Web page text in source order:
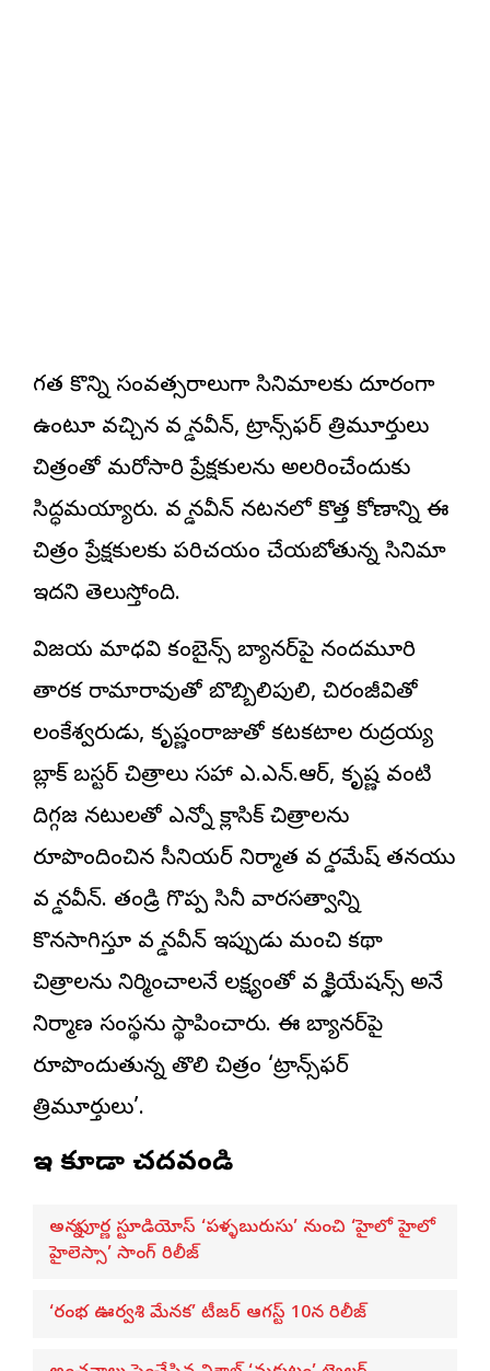
గత కొన్ని సంవత్సరాలుగా సినిమాలకు దూరంగా
ఉంటూ వ‌చ్చిన‌ వడ్డే నవీన్, ట్రాన్స్‌ఫ‌ర్ త్రిమూర్తులు
చిత్రంతో మరోసారి ప్రేక్షకులను అలరించేందుకు
సిద్ధమయ్యారు. వడ్డే నవీన్ నటనలో కొత్త కోణాన్ని ఈ
చిత్రం ప్రేక్షకులకు ప‌రిచ‌యం చేయ‌బోతున్న సినిమా
ఇదని తెలుస్తోంది.
విజ‌య మాధ‌వి కంబైన్స్ బ్యాన‌ర్‌పై నంద‌మూరి
తార‌క రామారావుతో బొబ్బిలిపులి, చిరంజీవితో
లంకేశ్వ‌రుడు, కృష్ణంరాజుతో క‌ట‌క‌టాల రుద్రయ్య
బ్లాక్ బ‌స్ట‌ర్ చిత్రాలు స‌హా ఎ.ఎన్‌.ఆర్‌, కృష్ణ వంటి
దిగ్గ‌జ న‌టుల‌తో ఎన్నో క్లాసిక్ చిత్రాల‌ను
రూపొందించిన సీనియ‌ర్ నిర్మాత వ‌డ్డే ర‌మేష్ త‌న‌యుడే
వ‌డ్డే న‌వీన్‌. తండ్రి గొప్ప సినీ వారసత్వాన్ని
కొనసాగిస్తూ వ‌డ్డే న‌వీన్‌ ఇప్పుడు మంచి కథా
చిత్రాలను నిర్మించాలనే లక్ష్యంతో వ‌డ్డే క్రియేష‌న్స్‌ అనే
నిర్మాణ సంస్థను స్థాపించారు. ఈ బ్యానర్‌పై
రూపొందుతున్న తొలి చిత్రం ‘ట్రాన్స్‌ఫ‌ర్
త్రిమూర్తులు’.
ఇవి కూడా చదవండి
అన్నపూర్ణ స్టూడియోస్ ‘పళ్ళబురుసు’ నుంచి ‘హైలో హైలో
హైలెస్సా’ సాంగ్ రిలీజ్
‘రంభ ఊర్వశి మేనక’ టీజర్ ఆగస్ట్ 10న రిలీజ్